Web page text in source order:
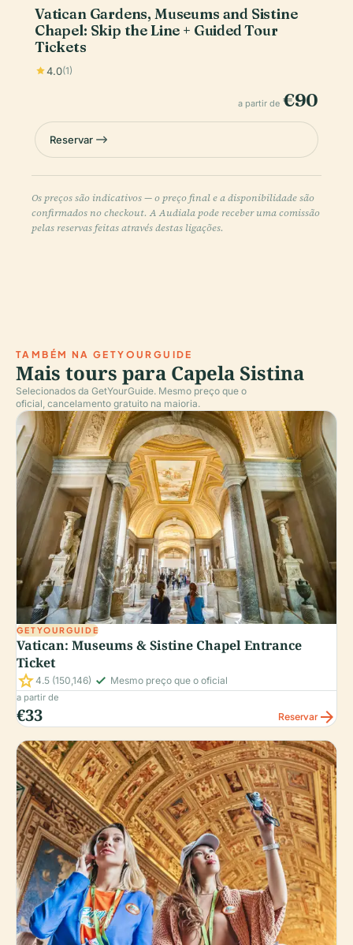
Vatican Gardens, Museums and Sistine
Chapel: Skip the Line + Guided Tour
Tickets
4.0(1)
a partir de €90
Reservar
Os preços são indicativos — o preço final e a disponibilidade são
confirmados no checkout. A Audiala pode receber uma comissão
pelas reservas feitas através destas ligações.
TAMBÉM NA GETYOURGUIDE
Mais tours para Capela Sistina
Selecionados da GetYourGuide. Mesmo preço que o
oficial, cancelamento gratuito na maioria.
GETYOURGUIDE
Vatican: Museums & Sistine Chapel Entrance
Ticket
star4.5 (150,146) check_small Mesmo preço que o oficial
a partir de
€33 Reservararrow_forward